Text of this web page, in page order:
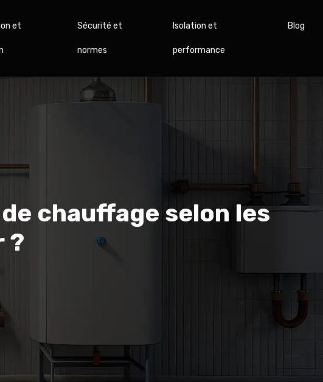
et Sécurité et
normes
Isolation et
performance
Blog
chauffage selon les
?